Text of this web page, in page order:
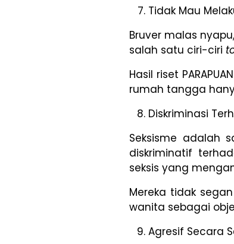
Tidak Mau
Bruver malas
salah satu ciri-ciri
Hasil riset
rumah tangga
Diskriminasi
Seksisme adalah
diskriminatif
seksis yang
Mereka tidak
wanita sebagai
Agresif Secara